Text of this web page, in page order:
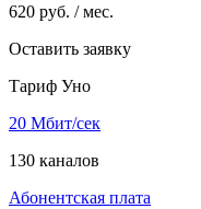
620 руб. / мес.
Оставить заявку
Тариф Уно
20 Мбит/сек
130 каналов
Абонентская плата